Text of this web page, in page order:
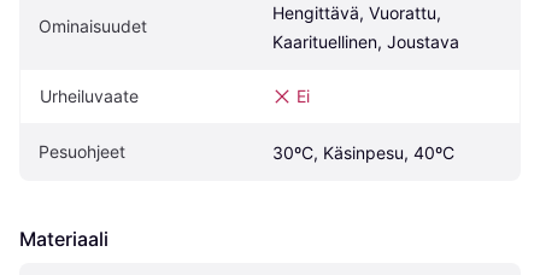
Ominaisuudet
Hengittävä, Vuorattu,
Kaarituellinen, Joustava
Urheiluvaate Ei
Pesuohjeet 30ºC, Käsinpesu, 40ºC
Materiaali